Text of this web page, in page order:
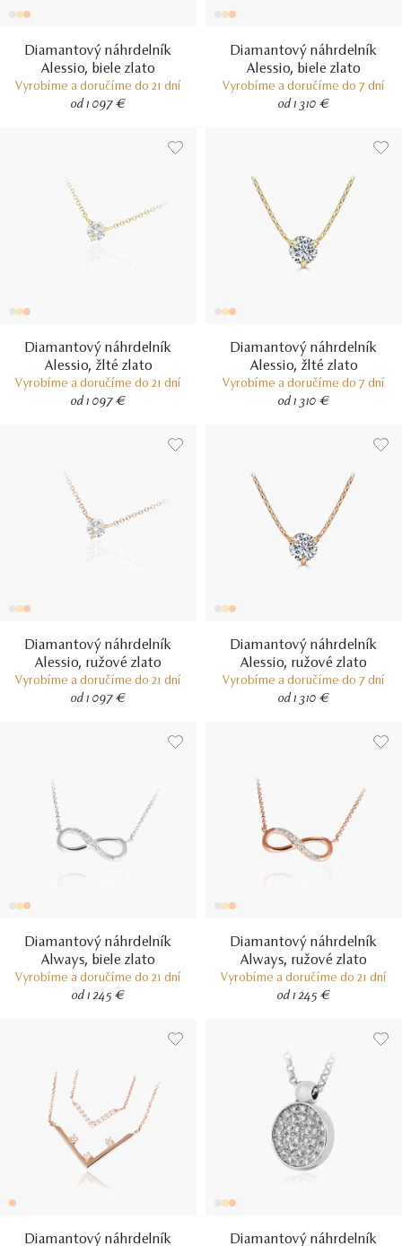
Diamantový náhrdelník
Alessio, biele zlato
Vyrobíme a doručíme do 21 dní
od 1 097 €
Diamantový náhrdelník
Alessio, biele zlato
Vyrobíme a doručíme do 7 dní
od 1 310 €
Diamantový náhrdelník
Alessio, žlté zlato
Vyrobíme a doručíme do 21 dní
od 1 097 €
Diamantový náhrdelník
Alessio, žlté zlato
Vyrobíme a doručíme do 7 dní
od 1 310 €
Diamantový náhrdelník
Alessio, ružové zlato
Vyrobíme a doručíme do 21 dní
od 1 097 €
Diamantový náhrdelník
Alessio, ružové zlato
Vyrobíme a doručíme do 7 dní
od 1 310 €
Diamantový náhrdelník
Always, biele zlato
Vyrobíme a doručíme do 21 dní
od 1 245 €
Diamantový náhrdelník
Always, ružové zlato
Vyrobíme a doručíme do 21 dní
od 1 245 €
Diamantový náhrdelník Diamantový náhrdelník